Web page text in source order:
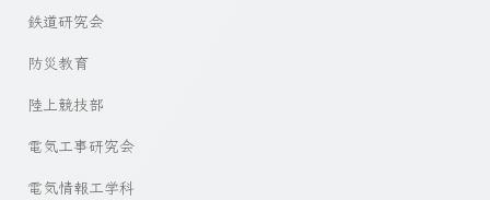
鉄道研究会
防災教育
陸上競技部
電気工事研究会
電気情報工学科